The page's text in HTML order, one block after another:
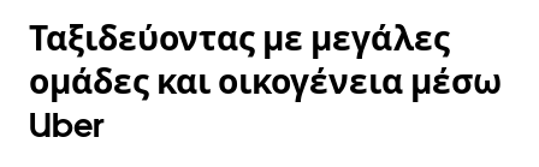
Ταξιδεύοντας με μεγάλες
ομάδες και οικογένεια μέσω
Uber